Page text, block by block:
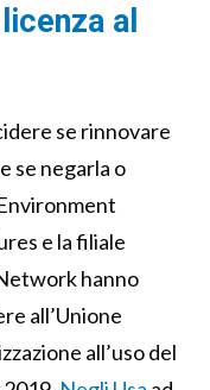
al
se rinnovare
se negarla o
e la filiale
hanno
all’Unione
all’uso del